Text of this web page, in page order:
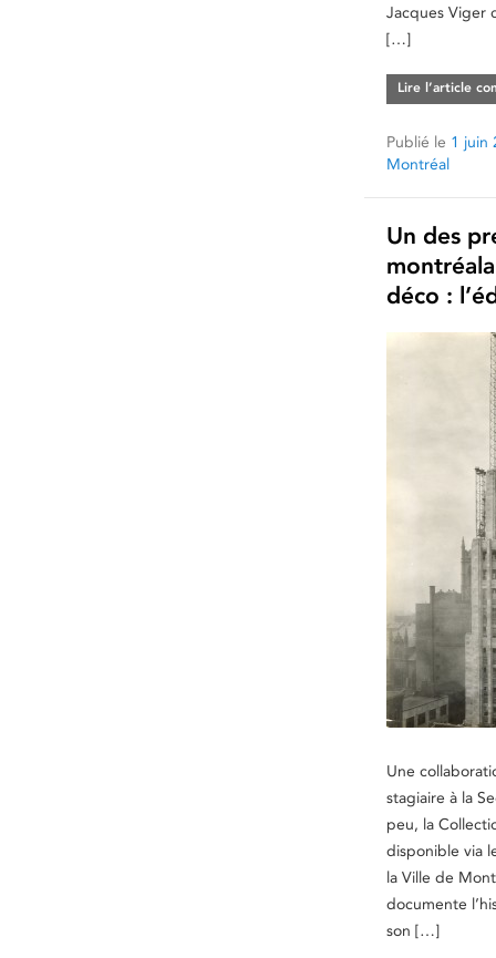
Jacques Viger
[…]
Lire l’article
Publié le 1 juin
Montréal
Un des
déco :
Une
stagiaire à la
peu, la
disponible via
la Ville de
documente
son […]